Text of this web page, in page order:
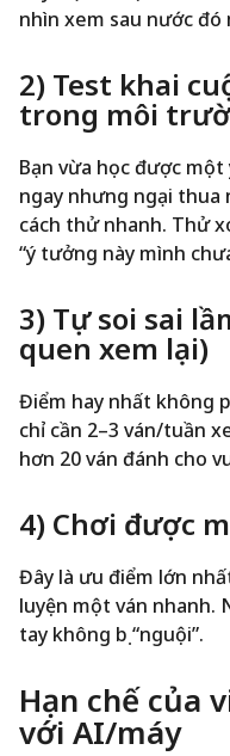
nhìn xem sau nước đó
2) Test khai
trong môi
Bạn vừa học được
ngay nhưng ngại thua
cách thử nhanh. Thử
“ý tưởng này mình
3) Tự soi sai
quen xem lại)
Điểm hay nhất không
chỉ cần 2–3 ván/tuần
hơn 20 ván đánh cho
4) Chơi được
Đây là ưu điểm lớn
luyện một ván nhanh.
tay không bị “nguội”.
Hạn chế của
với AI/máy